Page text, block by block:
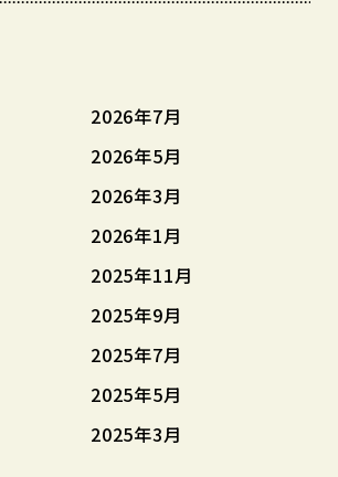
2026年7月
2026年5月
2026年3月
2026年1月
2025年11月
2025年9月
2025年7月
2025年5月
2025年3月